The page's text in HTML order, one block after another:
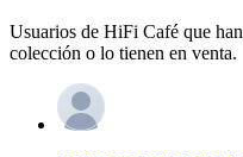
Usuarios de HiFi Café que
colección o lo tienen en venta.